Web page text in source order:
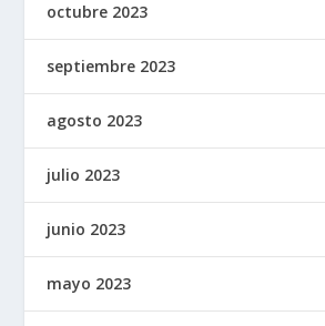
octubre 2023
septiembre 2023
agosto 2023
julio 2023
junio 2023
mayo 2023